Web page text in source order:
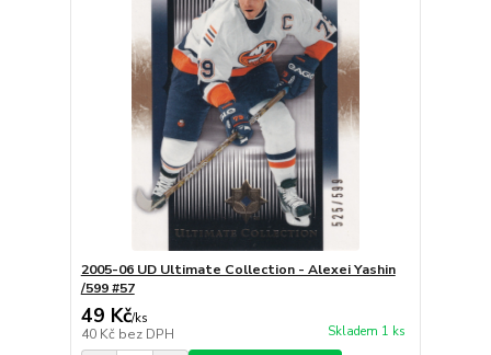
2005-06 UD Ultimate Collection - Alexei Yashin
/599 #57
49 Kč/ks
40 Kč bez DPH Skladem 1 ks